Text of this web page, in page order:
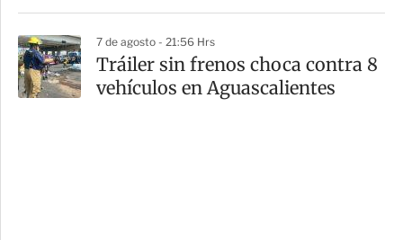
7 de agosto - 21:56 Hrs
Tráiler sin frenos choca contra 8
vehículos en Aguascalientes